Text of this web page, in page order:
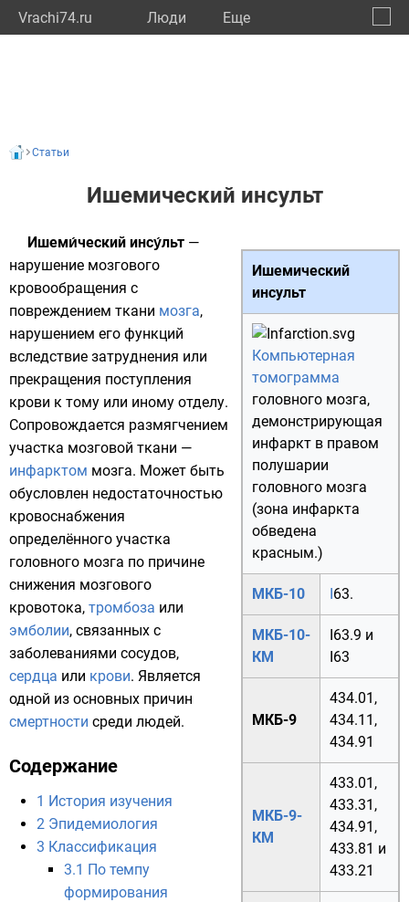
Vrachi74.ru Люди Eще
Статьи
Ишемический инсульт
Ишемический
инсульт
Компьютерная
томограмма
головного мозга,
демонстрирующая
инфаркт в правом
полушарии
головного мозга
(зона инфаркта
обведена
красным.)
МКБ-10 I63.
МКБ-10-
КМ
I63.9 и
I63
МКБ-9
434.01 ,
434.11 ,
434.91
МКБ-9-
КМ
433.01 ,
433.31 ,
434.91 ,
433.81 и
433.21
Ишеми́ческий инсу́льт —
нарушение мозгового
кровообращения с
повреждением ткани мозга,
нарушением его функций
вследствие затруднения или
прекращения поступления
крови к тому или иному отделу.
Сопровождается размягчением
участка мозговой ткани —
инфарктом мозга. Может быть
обусловлен недостаточностью
кровоснабжения
определённого участка
головного мозга по причине
снижения мозгового
кровотока, тромбоза или
эмболии, связанных с
заболеваниями сосудов,
сердца или крови. Является
одной из основных причин
смертности среди людей.
Содержание
1 История изучения
2 Эпидемиология
3 Классификация
3.1 По темпу
формирования